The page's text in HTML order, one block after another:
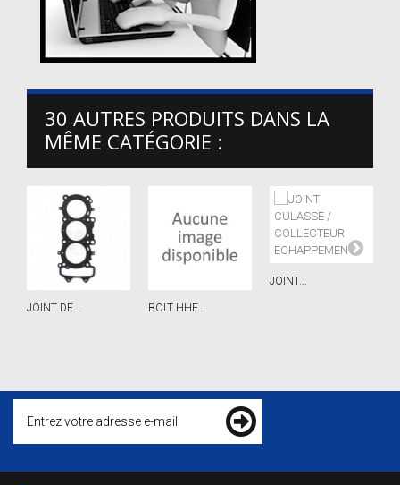
30 AUTRES PRODUITS DANS LA
MÊME CATÉGORIE :
JOINT DE... BOLT HHF...
JOINT...